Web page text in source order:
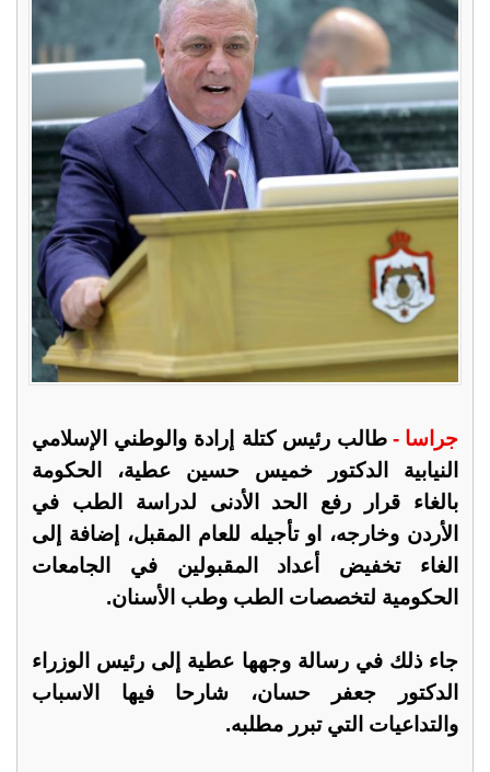
جراسا - طالب رئيس كتلة إرادة والوطني الإسلامي
النيابية الدكتور خميس حسين عطية، الحكومة
بالغاء قرار رفع الحد الأدنى لدراسة الطب في
الأردن وخارجه، او تأجيله للعام المقبل، إضافة إلى
الغاء تخفيض أعداد المقبولين في الجامعات
الحكومية لتخصصات الطب وطب الأسنان.
جاء ذلك في رسالة وجهها عطية إلى رئيس الوزراء
الدكتور جعفر حسان، شارحا فيها الاسباب
والتداعيات التي تبرر مطلبه.